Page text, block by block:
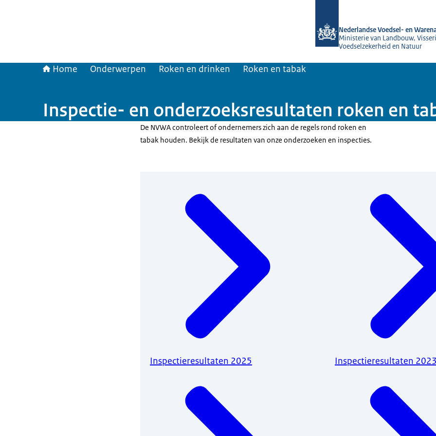
Nederlandse Voedsel- en
Ministerie van Landbouw,
Voedselzekerheid en Natuur
Home Onderwerpen Roken en drinken Roken en tabak
Inspectie- en onderzoeksresultaten roken en
De NVWA controleert of ondernemers zich aan de regels rond roken en
tabak houden. Bekijk de resultaten van onze onderzoeken en inspecties.
Inspectieresultaten 2025 Inspectieresultaten